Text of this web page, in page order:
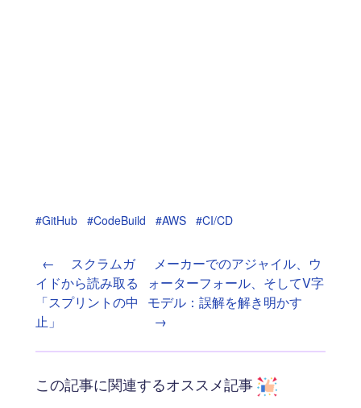
#GitHub #CodeBuild #AWS #CI/CD
←
スクラムガ
イドから読み取る
「スプリントの中
止」
メーカーでのアジャイル、ウ
ォーターフォール、そしてV字
モデル：誤解を解き明かす
→
この記事に関連するオススメ記事